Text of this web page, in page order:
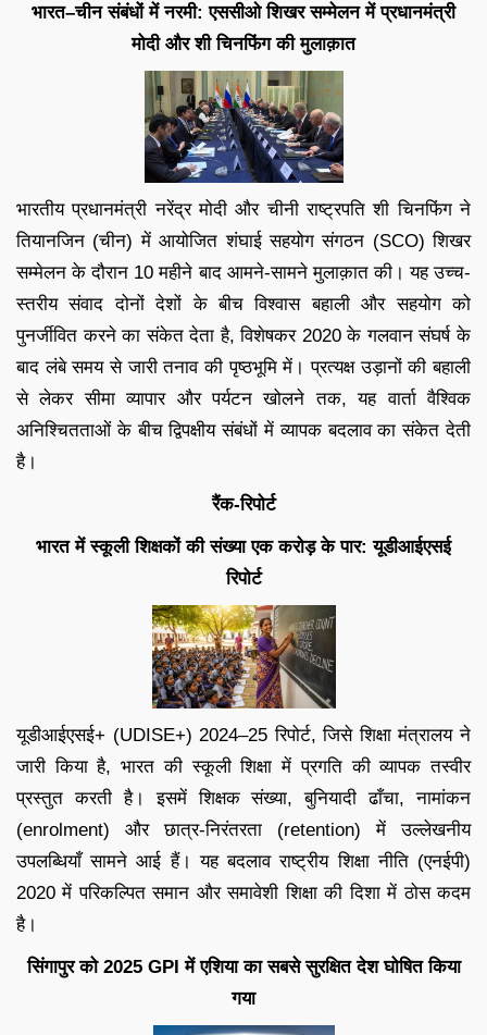
भारत–चीन संबंधों में नरमी: एससीओ शिखर सम्मेलन में प्रधानमंत्री
मोदी और शी चिनफिंग की मुलाक़ात
भारतीय प्रधानमंत्री नरेंद्र मोदी और चीनी राष्ट्रपति शी चिनफिंग ने
तियानजिन (चीन) में आयोजित शंघाई सहयोग संगठन (SCO) शिखर
सम्मेलन के दौरान 10 महीने बाद आमने-सामने मुलाक़ात की। यह उच्च-
स्तरीय संवाद दोनों देशों के बीच विश्वास बहाली और सहयोग को
पुनर्जीवित करने का संकेत देता है, विशेषकर 2020 के गलवान संघर्ष के
बाद लंबे समय से जारी तनाव की पृष्ठभूमि में। प्रत्यक्ष उड़ानों की बहाली
से लेकर सीमा व्यापार और पर्यटन खोलने तक, यह वार्ता वैश्विक
अनिश्चितताओं के बीच द्विपक्षीय संबंधों में व्यापक बदलाव का संकेत देती
है।
रैंक-रिपोर्ट
भारत में स्कूली शिक्षकों की संख्या एक करोड़ के पार: यूडीआईएसई
रिपोर्ट
यूडीआईएसई+ (UDISE+) 2024–25 रिपोर्ट, जिसे शिक्षा मंत्रालय ने
जारी किया है, भारत की स्कूली शिक्षा में प्रगति की व्यापक तस्वीर
प्रस्तुत करती है। इसमें शिक्षक संख्या, बुनियादी ढाँचा, नामांकन
(enrolment) और छात्र-निरंतरता (retention) में उल्लेखनीय
उपलब्धियाँ सामने आई हैं। यह बदलाव राष्ट्रीय शिक्षा नीति (एनईपी)
2020 में परिकल्पित समान और समावेशी शिक्षा की दिशा में ठोस कदम
है।
सिंगापुर को 2025 GPI में एशिया का सबसे सुरक्षित देश घोषित किया
गया